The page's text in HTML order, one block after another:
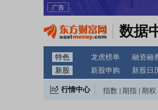
数据
特色 龙虎榜单 融资融
新股
新股申购 新股日
行情中心 指数 期指 期权